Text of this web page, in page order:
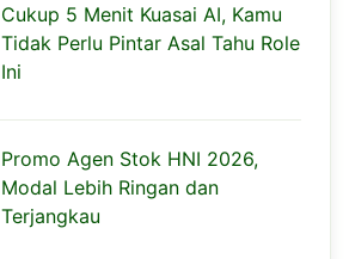
Cukup 5 Menit Kuasai AI, Kamu
Tidak Perlu Pintar Asal Tahu Role
Ini
Promo Agen Stok HNI 2026,
Modal Lebih Ringan dan
Terjangkau